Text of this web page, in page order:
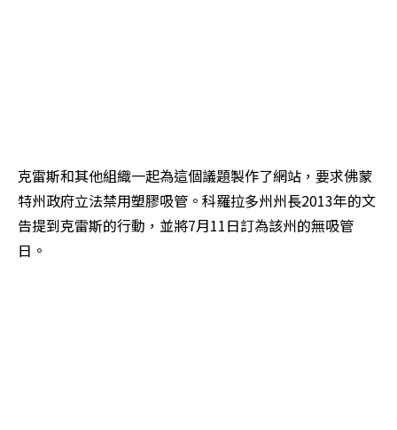
克雷斯和其他組織一起為這個議題製作了網站，要求佛蒙
特州政府立法禁用塑膠吸管。科羅拉多州州長2013年的文
告提到克雷斯的行動，並將7月11日訂為該州的無吸管
日。